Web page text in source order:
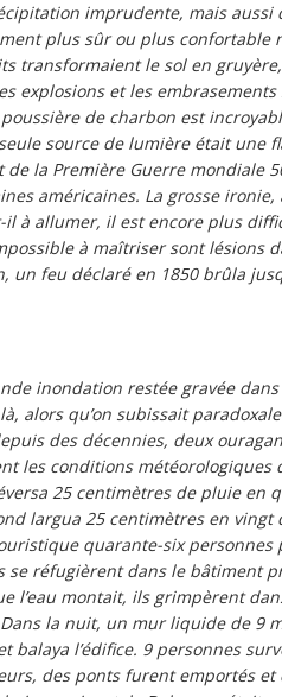
imprudente, mais aussi
plus sûr ou plus confortable
transformaient le sol en
explosions et les
de charbon est
source de lumière était une
de la Première Guerre mondiale
américaines. La grosse ironie,
à allumer, il est encore plus
à maîtriser sont lésions
un feu déclaré en 1850 brûla
inondation restée gravée
alors qu’on subissait
des décennies, deux
les conditions météorologiques
25 centimètres de pluie en
largua 25 centimètres en vingt
quarante-six
se réfugièrent dans le bâtiment
l’eau montait, ils grimpèrent
la nuit, un mur liquide de 9
balaya l’édifice. 9 personnes
des ponts furent emportés et